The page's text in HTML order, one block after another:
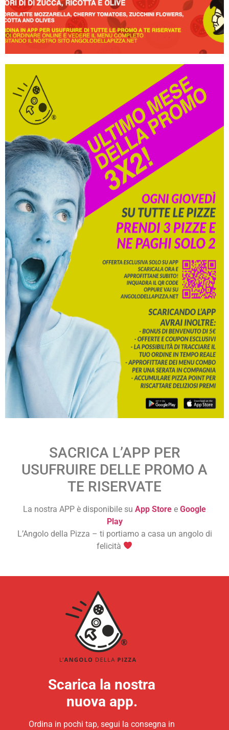
SACRICA L’APP PER
USUFRUIRE DELLE PROMO A
TE RISERVATE
La nostra APP è disponibile su App Store e Google
Play
L’Angolo della Pizza – ti portiamo a casa un angolo di
felicità
Scarica la nostra
nuova app.
Ordina in pochi tap, segui la consegna in